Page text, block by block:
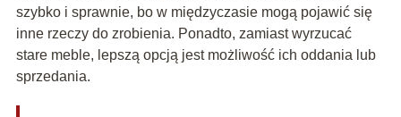
szybko i sprawnie, bo w międzyczasie mogą pojawić się
inne rzeczy do zrobienia. Ponadto, zamiast wyrzucać
stare meble, lepszą opcją jest możliwość ich oddania lub
sprzedania.